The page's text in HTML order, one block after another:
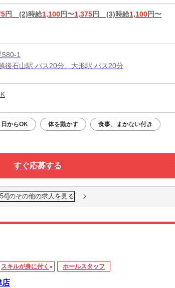
円 (2)時給1,100円〜1,375円 (3)時給1,100円〜
1
後石山駅 バス20分、大形駅 バス20分
からOK 体を動かす 食事、まかない付き
すぐ応募する
のその他の求人を見る
スキルが身に付く ホールスタッフ
店